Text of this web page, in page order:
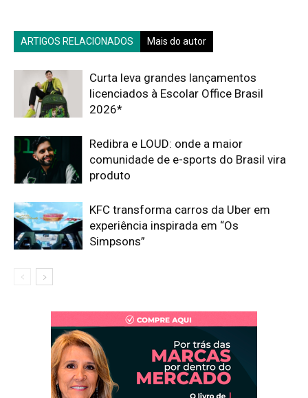
ARTIGOS RELACIONADOS Mais do autor
Curta leva grandes lançamentos
licenciados à Escolar Office Brasil
2026*
Redibra e LOUD: onde a maior
comunidade de e-sports do Brasil vira
produto
KFC transforma carros da Uber em
experiência inspirada em “Os
Simpsons”